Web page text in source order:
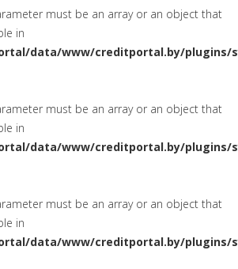
must be an array or an object that
in
data/www/creditportal.by/plugins/
must be an array or an object that
in
data/www/creditportal.by/plugins/
must be an array or an object that
in
data/www/creditportal.by/plugins/